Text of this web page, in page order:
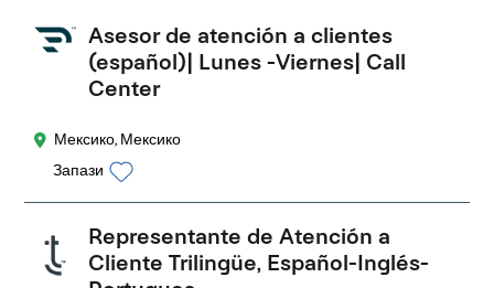
Asesor de atención a clientes
(español)| Lunes -Viernes| Call
Center
Мексико, Мексико
Запази
Representante de Atención a
Cliente Trilingüe, Español-Inglés-